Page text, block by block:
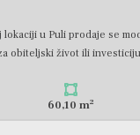
zanimljivu nekretninu
dva trosobna stana
112,23 m